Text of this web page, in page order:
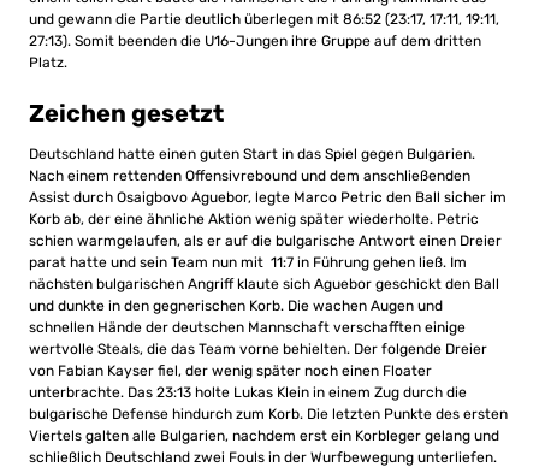
und gewann die Partie deutlich überlegen mit 86:52 (23:17, 17:11, 19:11,
27:13). Somit beenden die U16-Jungen ihre Gruppe auf dem dritten
Platz.
Zeichen gesetzt
Deutschland hatte einen guten Start in das Spiel gegen Bulgarien.
Nach einem rettenden Offensivrebound und dem anschließenden
Assist durch Osaigbovo Aguebor, legte Marco Petric den Ball sicher im
Korb ab, der eine ähnliche Aktion wenig später wiederholte. Petric
schien warmgelaufen, als er auf die bulgarische Antwort einen Dreier
parat hatte und sein Team nun mit 11:7 in Führung gehen ließ. Im
nächsten bulgarischen Angriff klaute sich Aguebor geschickt den Ball
und dunkte in den gegnerischen Korb. Die wachen Augen und
schnellen Hände der deutschen Mannschaft verschafften einige
wertvolle Steals, die das Team vorne behielten. Der folgende Dreier
von Fabian Kayser fiel, der wenig später noch einen Floater
unterbrachte. Das 23:13 holte Lukas Klein in einem Zug durch die
bulgarische Defense hindurch zum Korb. Die letzten Punkte des ersten
Viertels galten alle Bulgarien, nachdem erst ein Korbleger gelang und
schließlich Deutschland zwei Fouls in der Wurfbewegung unterliefen.